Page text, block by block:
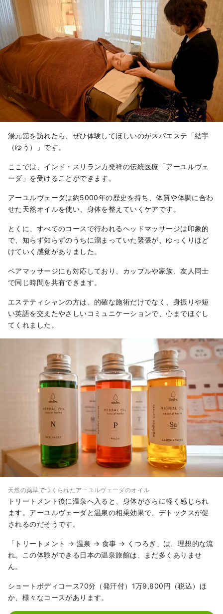
湯元舘を訪れたら、ぜひ体験してほしいのがスパエステ「結宇
（ゆう）」です。
ここでは、インド・スリランカ発祥の伝統医療「アーユルヴェ
ーダ」を受けることができます。
アーユルヴェーダは約5000年の歴史を持ち、体質や体調に合わ
せた天然オイルを使い、身体を整えていくケアです。
とくに、すべてのコースで行われるヘッドマッサージは印象的
で、知らず知らずのうちに溜まっていた緊張が、ゆっくりほど
けていく感覚がありました。
ペアマッサージにも対応しており、カップルや家族、友人同士
で同じ時間を共有できます。
エステティシャンの方は、的確な施術だけでなく、身振りや短
い英語を交えたやさしいコミュニケーションで、心までほぐし
てくれました。
天然の薬草でつくられたアーユルヴェーダのオイル
トリートメント後に温泉へ入ると、身体がさらに軽く感じられ
ます。アーユルヴェーダと温泉の相乗効果で、デトックスが促
されるのだそうです。
「トリートメント → 温泉 → 食事 → くつろぎ」は、理想的な流
れ。この体験ができる日本の温泉旅館は、まだ多くありませ
ん。
ショートボディコース70分（発汗付）1万9,800円（税込）ほ
か、様々なコースがあります。